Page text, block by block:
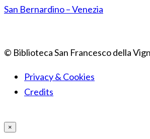
San Bernardino – Venezia
© Biblioteca San Francesco della
Privacy & Cookies
Credits
×